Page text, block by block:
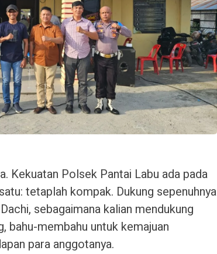
Kekuatan Polsek Pantai Labu ada pada
tetaplah kompak. Dukung sepenuhnya
sebagaimana kalian mendukung
bahu-membahu untuk kemajuan
para anggotanya.